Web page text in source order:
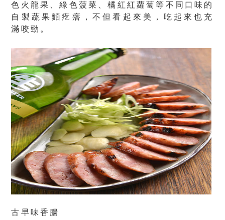
色火龍果、綠色菠菜、橘紅紅蘿蔔等不同口味的
自製蔬果麵疙瘩，不但看起來美，吃起來也充
滿咬勁。
古早味香腸